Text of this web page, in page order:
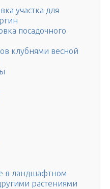
участка для
посадочного
клубнями весной
в ландшафтном
растениями